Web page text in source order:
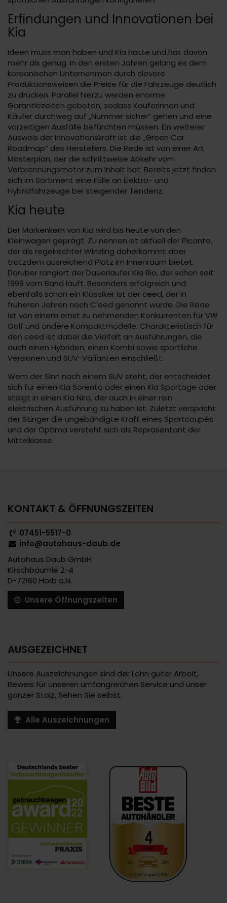
Erfindungen und Innovationen bei
Kia
Ideen muss man haben und Kia hatte und hat davon
mehr als genug. In den ersten Jahren gelang es dem
koreanischen Unternehmen durch clevere
Produktionsweisen die Preise für die Fahrzeuge deutlich
zu drücken. Parallel hierzu werden enorme
Garantiezeiten geboten, sodass Käuferinnen und
Käufer durchweg auf „Nummer sicher“ gehen und eine
vorzeitigen Ausfälle befürchten müssen. Ein weiterer
Ausweis der Innovationskraft ist die „Green Car
Roadmap“ des Herstellers. Die Rede ist von einer Art
Masterplan, der die schrittweise Abkehr vom
Verbrennungsmotor zum Inhalt hat. Bereits jetzt finden
sich im Sortiment eine Fülle an Elektro- und
Hybridfahrzeuge bei steigender Tendenz.
Kia heute
Der Markenkern von Kia wird bis heute von den
Kleinwagen geprägt. Zu nennen ist aktuell der Picanto,
der als regelrechter Winzling daherkommt aber
trotzdem ausreichend Platz im Innenraum bietet.
Darüber rangiert der Dauerläufer Kia Rio, der schon seit
1999 vom Band läuft. Besonders erfolgreich und
ebenfalls schon ein Klassiker ist der ceed, der in
früheren Jahren noch C‘eed genannt wurde. Die Rede
ist von einem ernst zu nehmenden Konkurrenten für VW
Golf und andere Kompaktmodelle. Charakteristisch für
den ceed ist dabei die Vielfalt an Ausführungen, die
auch einen Hybriden, einen Kombi sowie sportliche
Versionen und SUV-Varianten einschließt.
Wem der Sinn nach einem SUV steht, der entscheidet
sich für einen Kia Sorento oder einen Kia Sportage oder
steigt in einen Kia Niro, der auch in einer rein
elektrischen Ausführung zu haben ist. Zuletzt verspricht
der Stinger die ungebändigte Kraft eines Sportcoupés
und der Optima versteht sich als Repräsentant der
Mittelklasse.
KONTAKT & ÖFFNUNGSZEITEN
07451-5517-0
info@autohaus-daub.de
Autohaus Daub GmbH
Kirschbäumle 2-4
D-72160 Horb a.N.
Unsere Öffnungszeiten
AUSGEZEICHNET
Unsere Auszeichnungen sind der Lohn guter Arbeit,
Beweis für unseren umfangreichen Service und unser
ganzer Stolz. Sehen Sie selbst:
Alle Auszeichnungen